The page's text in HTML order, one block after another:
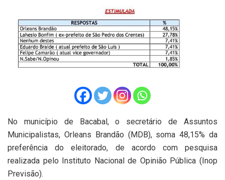
No município de Bacabal, o secretário de Assuntos
Municipalistas, Orleans Brandão (MDB), soma 48,15% da
preferência do eleitorado, de acordo com pesquisa
realizada pelo Instituto Nacional de Opinião Pública (Inop
Previsão).